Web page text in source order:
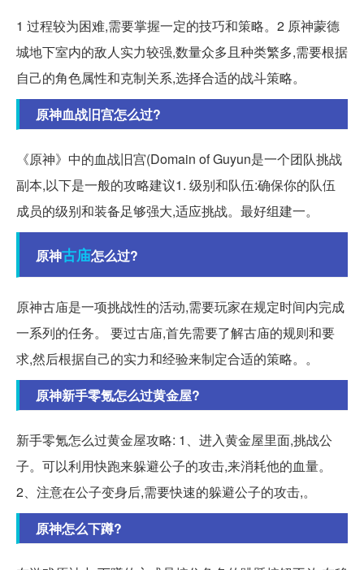
1 过程较为困难,需要掌握一定的技巧和策略。2 原神蒙德
城地下室内的敌人实力较强,数量众多且种类繁多,需要根据
自己的角色属性和克制关系,选择合适的战斗策略。
原神血战旧宫怎么过?
《原神》中的血战旧宫(Domain of Guyun是一个团队挑战
副本,以下是一般的攻略建议1. 级别和队伍:确保你的队伍
成员的级别和装备足够强大,适应挑战。最好组建一。
原神古庙怎么过?
原神古庙是一项挑战性的活动,需要玩家在规定时间内完成
一系列的任务。 要过古庙,首先需要了解古庙的规则和要
求,然后根据自己的实力和经验来制定合适的策略。。
原神新手零氪怎么过黄金屋?
新手零氪怎么过黄金屋攻略: 1、进入黄金屋里面,挑战公
子。可以利用快跑来躲避公子的攻击,来消耗他的血量。
2、注意在公子变身后,需要快速的躲避公子的攻击,。
原神怎么下蹲?